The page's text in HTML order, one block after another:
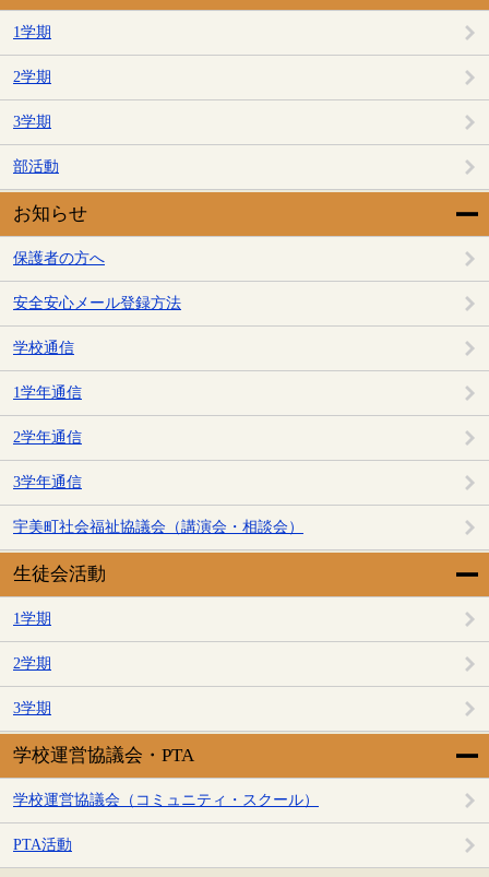
1学期
2学期
3学期
部活動
お知らせ
保護者の方へ
安全安心メール登録方法
学校通信
1学年通信
2学年通信
3学年通信
宇美町社会福祉協議会（講演会・相談会）
生徒会活動
1学期
2学期
3学期
学校運営協議会・PTA
学校運営協議会（コミュニティ・スクール）
PTA活動